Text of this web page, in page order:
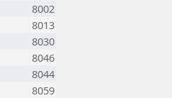
8002
8013
8030
8046
8044
8059